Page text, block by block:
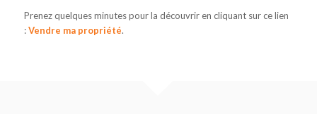
Prenez quelques minutes pour la découvrir en cliquant sur ce lien
:Vendre ma propriété.